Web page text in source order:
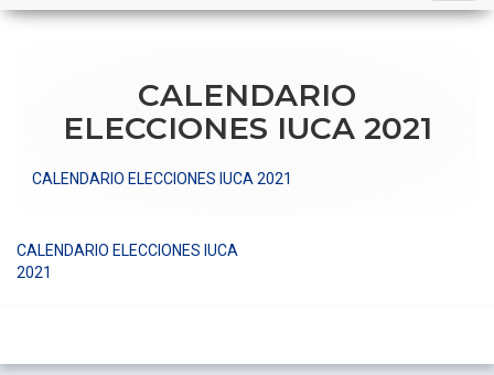
CALENDARIO
ELECCIONES IUCA 2021
CALENDARIO ELECCIONES IUCA 2021
Navegación
CALENDARIO ELECCIONES IUCA
2021